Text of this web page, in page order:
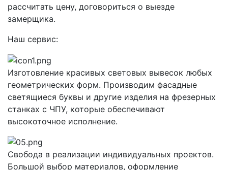
рассчитать цену, договориться о выезде
замерщика.
Наш сервис:
Изготовление красивых световых вывесок любых
геометрических форм. Производим фасадные
светящиеся буквы и другие изделия на фрезерных
станках с ЧПУ, которые обеспечивают
высокоточное исполнение.
Свобода в реализации индивидуальных проектов.
Большой выбор материалов, оформление